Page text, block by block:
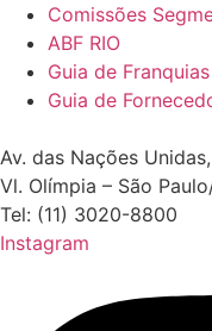
Comissões
ABF RIO
Guia de
Guia de
Av. das Nações
Vl. Olímpia – São
Tel: (11) 3020-8800
Instagram